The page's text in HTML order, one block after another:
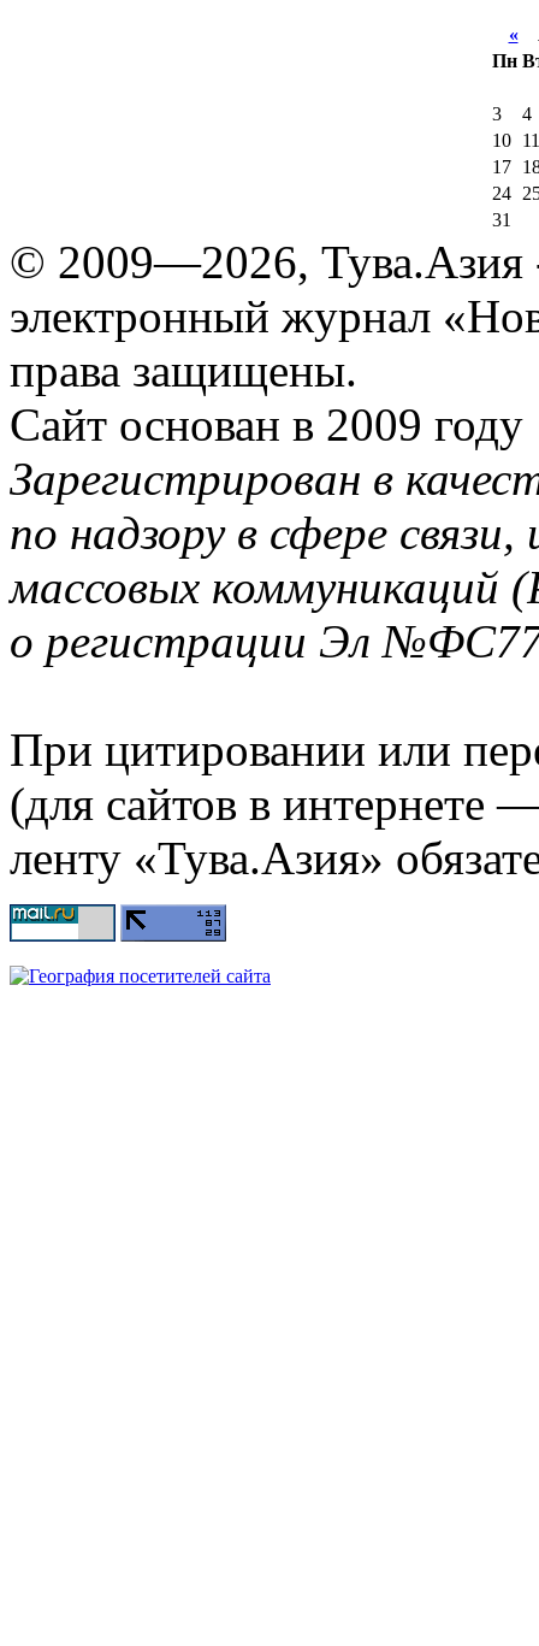
«
Пн
3
4
10
11
17
24
31
© 2009—2026, Тува.Азия
электронный журнал
права защищены.
Сайт основан в 2009 году
Зарегистрирован в
по надзору в сфере
массовых коммуникаций
о регистрации Эл
При цитировании или
(для сайтов в интернете
ленту «Тува.Азия»